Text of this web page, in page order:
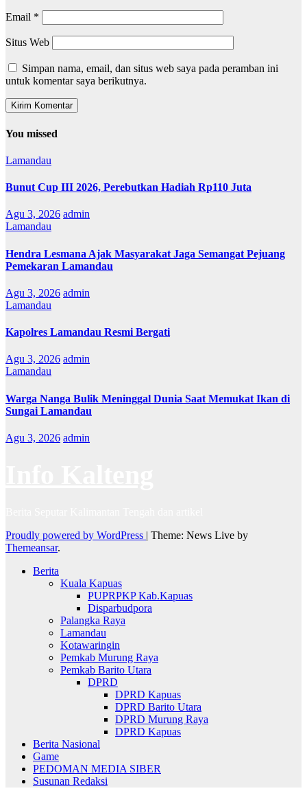
Email *
Situs Web
Simpan nama, email, dan situs web saya pada peramban ini
untuk komentar saya berikutnya.
You missed
Lamandau
Bunut Cup III 2026, Perebutkan Hadiah Rp110 Juta
Agu 3, 2026 admin
Lamandau
Hendra Lesmana Ajak Masyarakat Jaga Semangat Pejuang
Pemekaran Lamandau
Agu 3, 2026 admin
Lamandau
Kapolres Lamandau Resmi Bergati
Agu 3, 2026 admin
Lamandau
Warga Nanga Bulik Meninggal Dunia Saat Memukat Ikan di
Sungai Lamandau
Agu 3, 2026 admin
Proudly powered by WordPress | Theme: News Live by
Themeansar.
Berita
Kuala Kapuas
PUPRPKP Kab.Kapuas
Disparbudpora
Palangka Raya
Lamandau
Kotawaringin
Pemkab Murung Raya
Pemkab Barito Utara
DPRD
DPRD Kapuas
DPRD Barito Utara
DPRD Murung Raya
DPRD Kapuas
Berita Nasional
Game
PEDOMAN MEDIA SIBER
Susunan Redaksi